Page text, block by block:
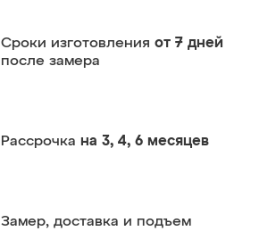
Сроки изготовления от 7 дней
после замера
Рассрочка на 3, 4, 6 месяцев
Замер, доставка и подъем